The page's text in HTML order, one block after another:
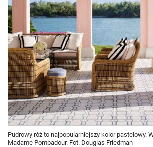
Pudrowy róż to najpopularniejszy kolor pastelowy.
Madame Pompadour. Fot. Douglas Friedman